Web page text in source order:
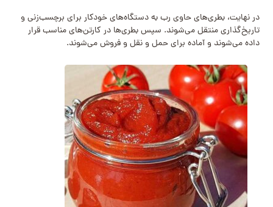
در نهایت، بطری‌های حاوی رب به دستگاه‌های خودکار برای برچسب‌زنی و
تاریخ‌گذاری منتقل می‌شوند. سپس بطری‌ها در کارتن‌های مناسب قرار
داده می‌شوند و آماده برای حمل و نقل و فروش می‌شوند.